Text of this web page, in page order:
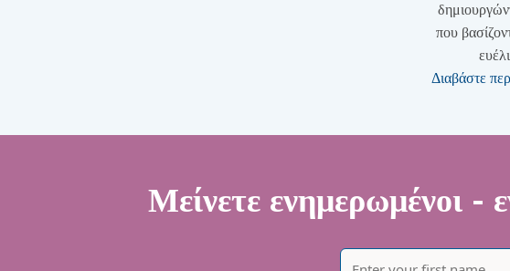
που
Διαβάστε
Μείνετε ενημερωμένοι -